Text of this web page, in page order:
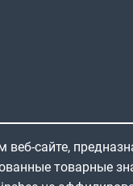
веб-сайте,
товарные